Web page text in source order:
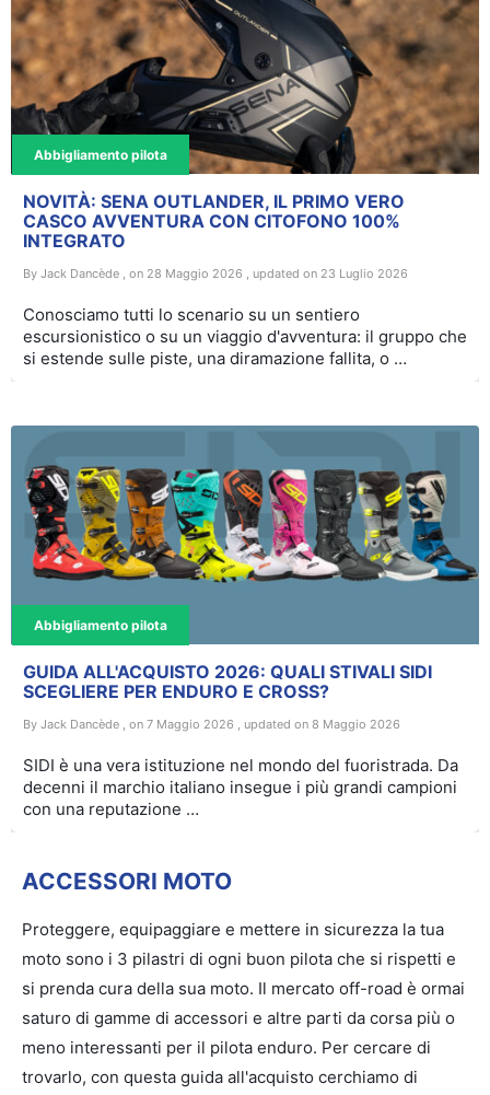
Abbigliamento pilota
NOVITÀ: SENA OUTLANDER, IL PRIMO VERO
CASCO AVVENTURA CON CITOFONO 100%
INTEGRATO
By Jack Dancède , on 28 Maggio 2026 , updated on 23 Luglio 2026
Conosciamo tutti lo scenario su un sentiero
escursionistico o su un viaggio d'avventura: il gruppo che
si estende sulle piste, una diramazione fallita, o …
Abbigliamento pilota
GUIDA ALL'ACQUISTO 2026: QUALI STIVALI SIDI
SCEGLIERE PER ENDURO E CROSS?
By Jack Dancède , on 7 Maggio 2026 , updated on 8 Maggio 2026
SIDI è una vera istituzione nel mondo del fuoristrada. Da
decenni il marchio italiano insegue i più grandi campioni
con una reputazione …
ACCESSORI MOTO
Proteggere, equipaggiare e mettere in sicurezza la tua
moto sono i 3 pilastri di ogni buon pilota che si rispetti e
si prenda cura della sua moto. Il mercato off-road è ormai
saturo di gamme di accessori e altre parti da corsa più o
meno interessanti per il pilota enduro. Per cercare di
trovarlo, con questa guida all'acquisto cerchiamo di